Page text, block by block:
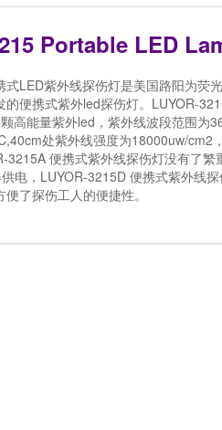
Portable LED
式LED紫外线探伤灯是美国路阳为荧
的便携式紫外led探伤灯。LUYOR-
高能量紫外led，紫外线波段范围为
处紫外线强度为18000uw/cm2
3215A 便携式紫外线探伤灯没有了繁
电，LUYOR-3215D 便携式紫外线
了探伤工人的便捷性。